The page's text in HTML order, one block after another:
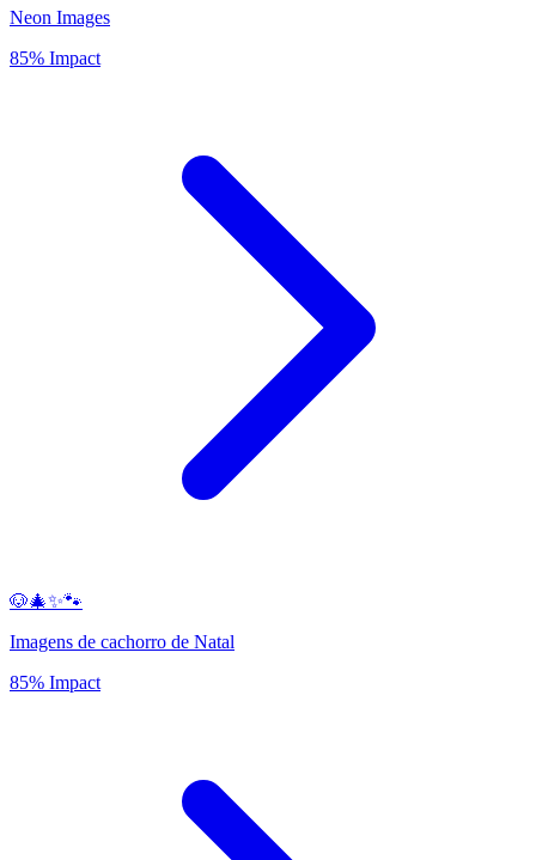
Neon Images
85% Impact
🐶🎄✨🐾
Imagens de cachorro de Natal
85% Impact